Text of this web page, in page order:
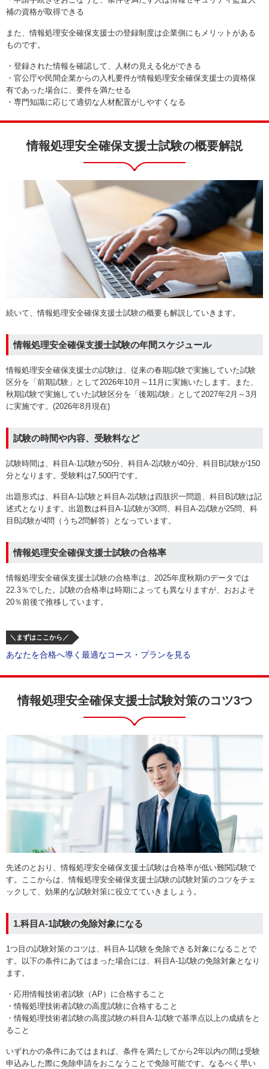
補の資格が取得できる
また、情報処理安全確保支援士の登録制度は企業側にもメリットがある
ものです。
・登録された情報を確認して、人材の見える化ができる
・官公庁や民間企業からの入札要件が情報処理安全確保支援士の資格保
有であった場合に、要件を満たせる
・専門知識に応じて適切な人材配置がしやすくなる
情報処理安全確保支援士試験の概要解説
続いて、情報処理安全確保支援士試験の概要も解説していきます。
情報処理安全確保支援士試験の年間スケジュール
情報処理安全確保支援士の試験は、従来の春期試験で実施していた試験
区分を「前期試験」として2026年10月～11月に実施いたします。また、
秋期試験で実施していた試験区分を「後期試験」として2027年2月～3月
に実施です。(2026年8月現在)
試験の時間や内容、受験料など
試験時間は、科目A-1試験が50分、科目A-2試験が40分、科目B試験が150
分となります。受験料は7,500円です。
出題形式は、科目A-1試験と科目A-2試験は四肢択一問題、科目B試験は記
述式となります。出題数は科目A-1試験が30問、科目A-2試験が25問、科
目B試験が4問（うち2問解答）となっています。
情報処理安全確保支援士試験の合格率
情報処理安全確保支援士試験の合格率は、2025年度秋期のデータでは
22.3％でした。試験の合格率は時期によっても異なりますが、おおよそ
20％前後で推移しています。
＼まずはここから／
あなたを合格へ導く最適なコース・プランを見る
情報処理安全確保支援士試験対策のコツ3つ
先述のとおり、情報処理安全確保支援士試験は合格率が低い難関試験で
す。ここからは、情報処理安全確保支援士試験の試験対策のコツをチェ
ックして、効果的な試験対策に役立てていきましょう。
1.科目A-1試験の免除対象になる
1つ目の試験対策のコツは、科目A-1試験を免除できる対象になることで
す。以下の条件にあてはまった場合には、科目A-1試験の免除対象となり
ます。
・応用情報技術者試験（AP）に合格すること
・情報処理技術者試験の高度試験に合格すること
・情報処理技術者試験の高度試験の科目A-1試験で基準点以上の成績をと
ること
いずれかの条件にあてはまれば、条件を満たしてから2年以内の間は受験
申込みした際に免除申請をおこなうことで免除可能です。なるべく早い